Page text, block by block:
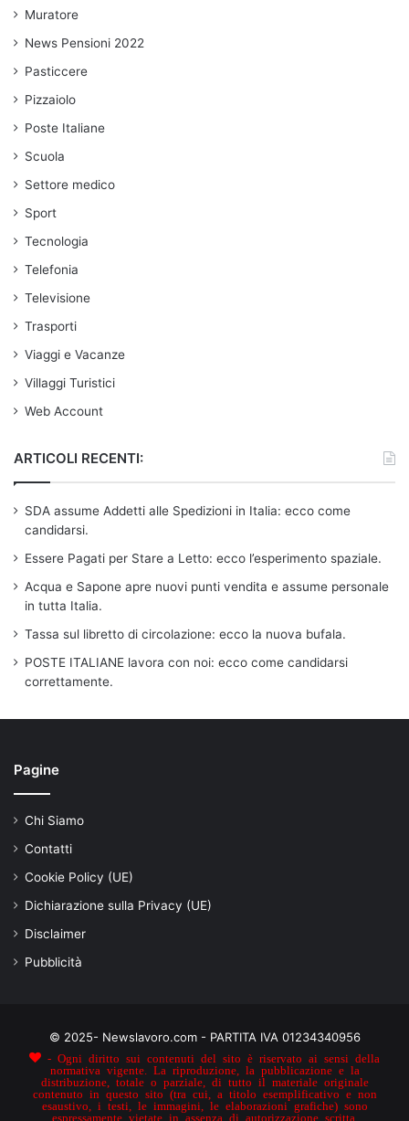
Muratore
News Pensioni 2022
Pasticcere
Pizzaiolo
Poste Italiane
Scuola
Settore medico
Sport
Tecnologia
Telefonia
Televisione
Trasporti
Viaggi e Vacanze
Villaggi Turistici
Web Account
ARTICOLI RECENTI:
SDA assume Addetti alle Spedizioni in Italia: ecco come
candidarsi.
Essere Pagati per Stare a Letto: ecco l’esperimento spaziale.
Acqua e Sapone apre nuovi punti vendita e assume personale
in tutta Italia.
Tassa sul libretto di circolazione: ecco la nuova bufala.
POSTE ITALIANE lavora con noi: ecco come candidarsi
correttamente.
Pagine
Chi Siamo
Contatti
Cookie Policy (UE)
Dichiarazione sulla Privacy (UE)
Disclaimer
Pubblicità
© 2025- Newslavoro.com - PARTITA IVA 01234340956
- Ogni diritto sui contenuti del sito è riservato ai sensi della
normativa vigente. La riproduzione, la pubblicazione e la
distribuzione, totale o parziale, di tutto il materiale originale
contenuto in questo sito (tra cui, a titolo esemplificativo e non
esaustivo, i testi, le immagini, le elaborazioni grafiche) sono
espressamente vietate in assenza di autorizzazione scritta.